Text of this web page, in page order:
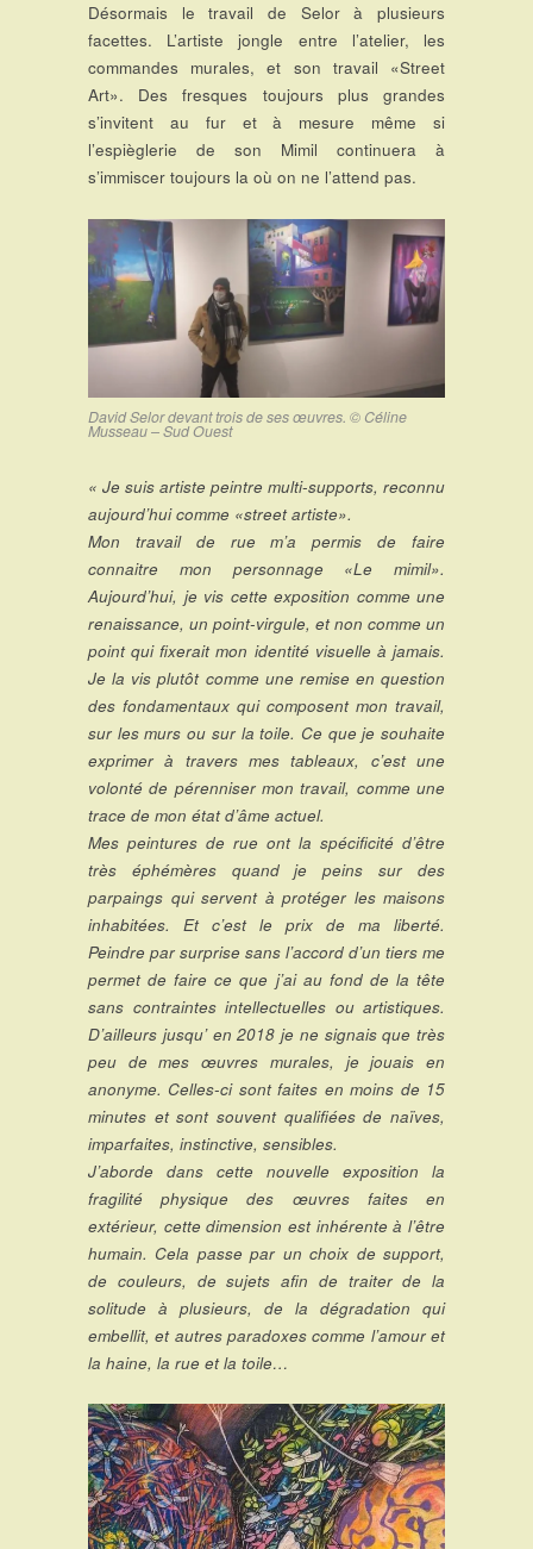
Désormais le travail de Selor à plusieurs
facettes. L’artiste jongle entre l’atelier, les
commandes murales, et son travail «Street
Art». Des fresques toujours plus grandes
s’invitent au fur et à mesure même si
l’espièglerie de son Mimil continuera à
s’immiscer toujours la où on ne l’attend pas.
David Selor devant trois de ses œuvres. © Céline
Musseau – Sud Ouest
« Je suis artiste peintre multi-supports, reconnu
aujourd’hui comme «street artiste».
Mon travail de rue m’a permis de faire
connaitre mon personnage «Le mimil».
Aujourd’hui, je vis cette exposition comme une
renaissance, un point-virgule, et non comme un
point qui fixerait mon identité visuelle à jamais.
Je la vis plutôt comme une remise en question
des fondamentaux qui composent mon travail,
sur les murs ou sur la toile. Ce que je souhaite
exprimer à travers mes tableaux, c’est une
volonté de pérenniser mon travail, comme une
trace de mon état d’âme actuel.
Mes peintures de rue ont la spécificité d’être
très éphémères quand je peins sur des
parpaings qui servent à protéger les maisons
inhabitées. Et c’est le prix de ma liberté.
Peindre par surprise sans l’accord d’un tiers me
permet de faire ce que j’ai au fond de la tête
sans contraintes intellectuelles ou artistiques.
D’ailleurs jusqu’ en 2018 je ne signais que très
peu de mes œuvres murales, je jouais en
anonyme. Celles-ci sont faites en moins de 15
minutes et sont souvent qualifiées de naïves,
imparfaites, instinctive, sensibles.
J’aborde dans cette nouvelle exposition la
fragilité physique des œuvres faites en
extérieur, cette dimension est inhérente à l’être
humain. Cela passe par un choix de support,
de couleurs, de sujets afin de traiter de la
solitude à plusieurs, de la dégradation qui
embellit, et autres paradoxes comme l’amour et
la haine, la rue et la toile…